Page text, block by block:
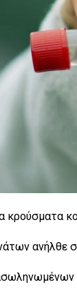
κρούσματα
ανήλθε